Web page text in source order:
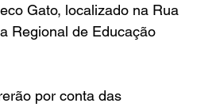
Gato, localizado na Rua
Regional de Educação
por conta das